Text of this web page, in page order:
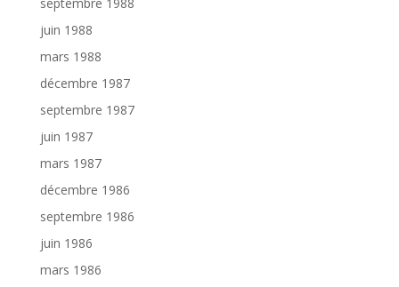
juin 1988
mars 1988
décembre 1987
septembre 1987
juin 1987
mars 1987
décembre 1986
septembre 1986
juin 1986
mars 1986